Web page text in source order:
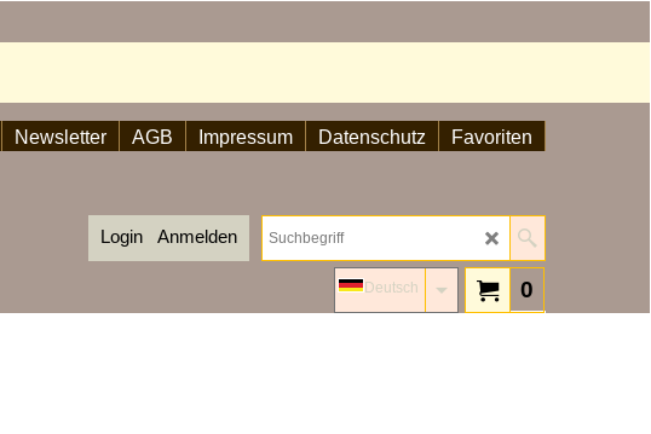
Newsletter AGB Impressum Datenschutz Favoriten
Login Anmelden
0
Deutsch